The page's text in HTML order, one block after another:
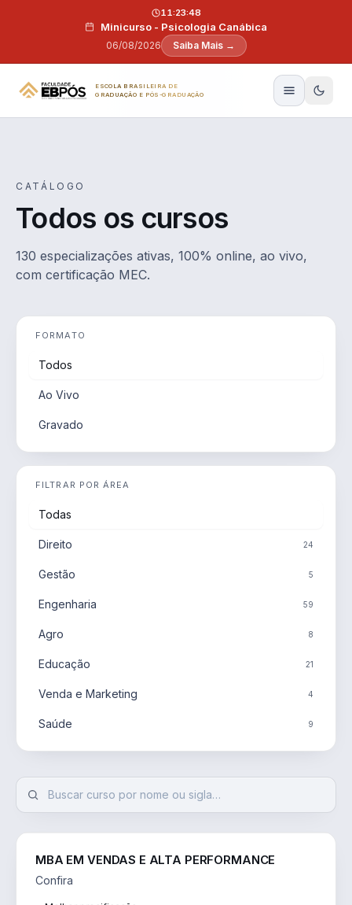
Minicurso - Psicologia Canábica
06/08/2026
11:23:47
Saiba Mais →
ESCOLA BRASILEIRA DE
GRADUAÇÃO E PÓS-GRADUAÇÃO
CATÁLOGO
Todos os cursos
130 especializações ativas, 100% online, ao vivo,
com certificação MEC.
FORMATO
Todos
Ao Vivo
Gravado
FILTRAR POR ÁREA
Todas
Direito 24
Gestão 5
Engenharia 59
Agro 8
Educação 21
Venda e Marketing 4
Saúde 9
MBA EM VENDAS E ALTA PERFORMANCE
Confira